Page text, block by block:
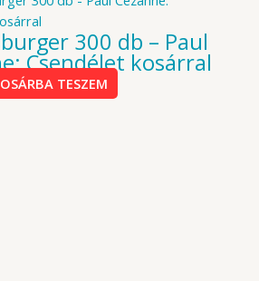
300 db – Paul
Csendélet kosárral
TESZEM